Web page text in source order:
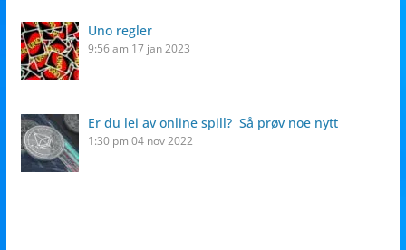
Uno regler
9:56 am 17 jan 2023
Er du lei av online spill? Så prøv noe nytt
1:30 pm 04 nov 2022